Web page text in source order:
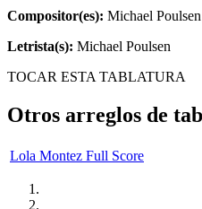
Compositor(es): Michael Poulsen
Letrista(s): Michael Poulsen
TOCAR ESTA TABLATURA
Otros arreglos de
Lola Montez Full Score